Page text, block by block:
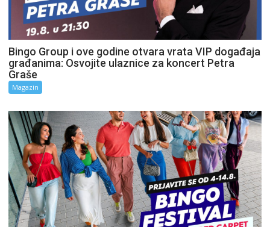
Bingo Group i ove godine otvara vrata VIP događaja
građanima: Osvojite ulaznice za koncert Petra
Graše
Magazin